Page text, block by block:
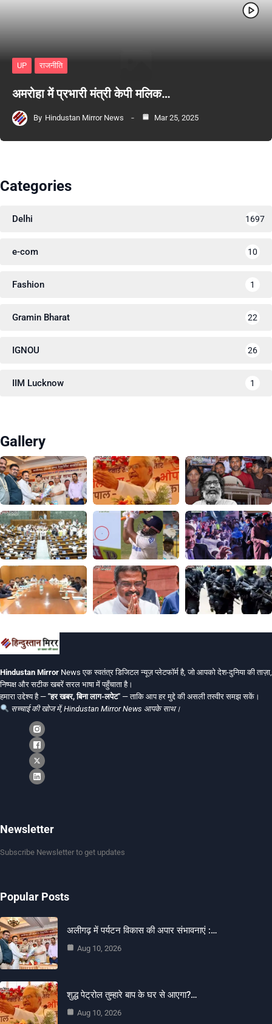
UP राजनीति
अमरोहा में प्रभारी मंत्री केपी मलिक…
By Hindustan Mirror News Mar 25, 2025
Categories
Delhi 1697
e-com 10
Fashion 1
Gramin Bharat 22
IGNOU 26
IIM Lucknow 1
Gallery
Hindustan Mirror News एक स्वतंत्र डिजिटल न्यूज़ प्लेटफॉर्म है, जो आपको देश-दुनिया की ताज़ा,
निष्पक्ष और सटीक खबरें सरल भाषा में पहुँचाता है।
हमारा उद्देश्य है — "हर खबर, बिना लाग-लपेट" — ताकि आप हर मुद्दे की असली तस्वीर समझ सकें।
सच्चाई की खोज में, Hindustan Mirror News आपके साथ।
Newsletter
Subscribe Newsletter to get updates
Popular Posts
अलीगढ़ में पर्यटन विकास की अपार संभावनाएं :…
Aug 10, 2026
शुद्ध पेट्रोल तुम्हारे बाप के घर से आएगा?…
Aug 10, 2026